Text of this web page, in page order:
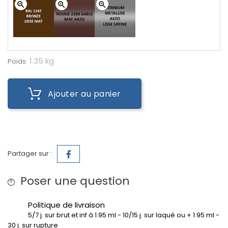
zoom_in zoom_in zoom_in
Poids: 1.35 kg
Ajouter au panier
Partager sur :
Poser une question
Politique de livraison
5/7 j. sur brut et inf à 1.95 ml - 10/15 j. sur laqué ou + 1.95 ml -
30 j. sur rupture